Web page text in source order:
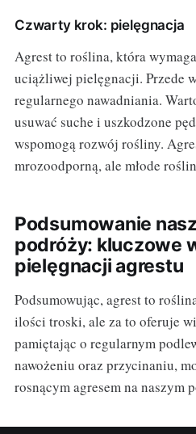
Czwarty krok: pielęgnacja
Agrest to roślina, która
uciążliwej pielęgnacji. Przede
regularnego nawadniania.
usuwać suche i uszkodzone
wspomogą rozwój rośliny.
mrozoodporną, ale młode
Podsumowanie
podróży: kluczowe
pielęgnacji agrestu
Podsumowując, agrest to
ilości troski, ale za to oferuje
pamiętając o regularnym
nawożeniu oraz przycinaniu,
rosnącym agresem na naszym